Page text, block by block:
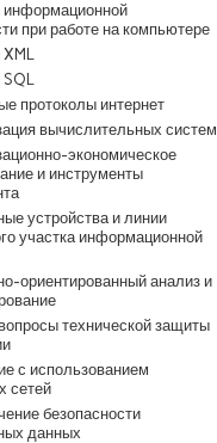
при работе на компьютере
протоколы интернет
вычислительных систем
экономическое
и инструменты
устройства и линии
участка информационной
ориентированный анализ и
технической защиты
с использованием
сетей
безопасности
данных